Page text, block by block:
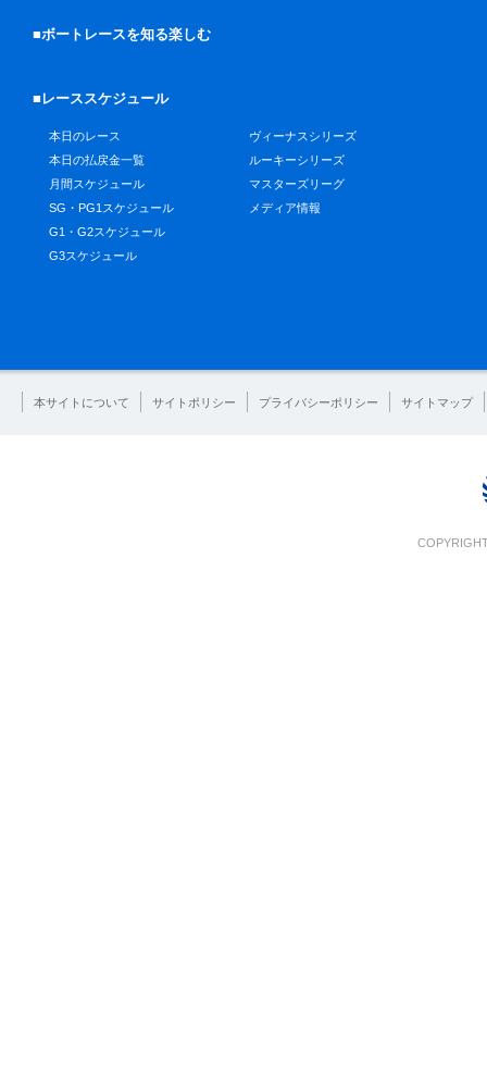
■ボートレースを知る楽しむ
■レーススケジュール
本日のレース
本日の払戻金一覧
月間スケジュール
SG・PG1スケジュール
G1・G2スケジュール
G3スケジュール
ヴィーナスシリーズ
ルーキーシリーズ
マスターズリーグ
メディア情報
本サイトについて サイトポリシー プライバシーポリシー サイトマップ